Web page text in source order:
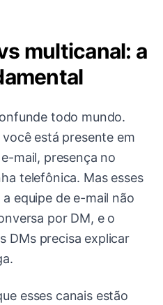
multicanal: a
todo mundo.
está presente em
mail, presença no
telefônica. Mas esses
equipe de e-mail não
por DM, e o
DMs precisa explicar
esses canais estão